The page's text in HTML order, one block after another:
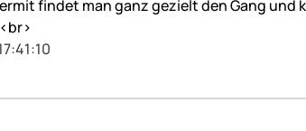
findet man ganz gezielt den Gang und